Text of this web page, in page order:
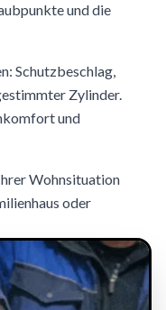
und die
Schutzbeschlag,
Zylinder.
und
Wohnsituation
oder